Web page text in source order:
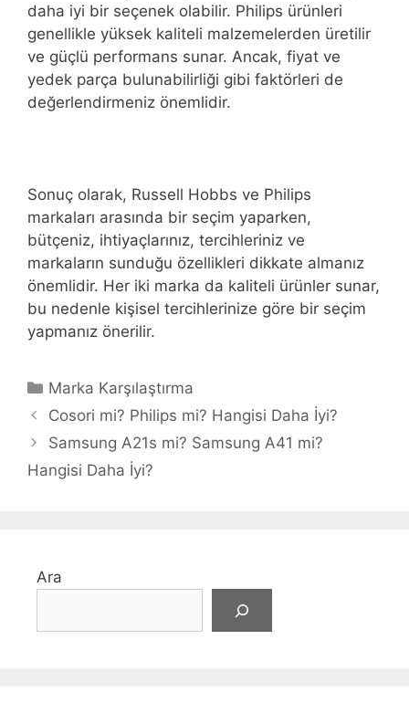
daha iyi bir seçenek olabilir. Philips ürünleri
genellikle yüksek kaliteli malzemelerden üretilir
ve güçlü performans sunar. Ancak, fiyat ve
yedek parça bulunabilirliği gibi faktörleri de
değerlendirmeniz önemlidir.
Sonuç olarak, Russell Hobbs ve Philips
markaları arasında bir seçim yaparken,
bütçeniz, ihtiyaçlarınız, tercihleriniz ve
markaların sunduğu özellikleri dikkate almanız
önemlidir. Her iki marka da kaliteli ürünler sunar,
bu nedenle kişisel tercihlerinize göre bir seçim
yapmanız önerilir.
Kategoriler
Marka Karşılaştırma
Cosori mi? Philips mi? Hangisi Daha İyi?
Samsung A21s mi? Samsung A41 mi?
Hangisi Daha İyi?
Ara